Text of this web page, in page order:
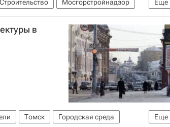
Еще
Строительство
Мосгорстройнадзор
в
Еще
Томск
Городская среда